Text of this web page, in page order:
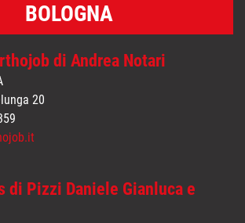
BOLOGNA
di Andrea Notari
20
di Pizzi Daniele Gianluca e